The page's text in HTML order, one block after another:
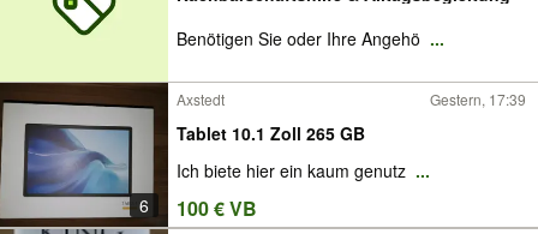
Benötigen Sie oder Ihre Angehö ...
6
Axstedt Gestern, 17:39
Tablet 10.1 Zoll 265 GB
Ich biete hier ein kaum genutz ...
100 € VB